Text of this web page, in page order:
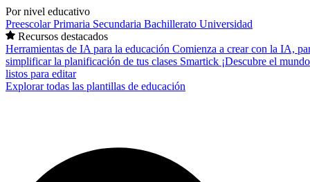
Por nivel educativo
PreescolarPrimaria Secundaria Bachillerato Universidad
Recursos destacados
Herramientas de IA para la educación Comienza a crear con la IA,
simplificar la planificación de tus clases Smartick ¡Descubre el
listos para editar
Explorar todas las plantillas de educación